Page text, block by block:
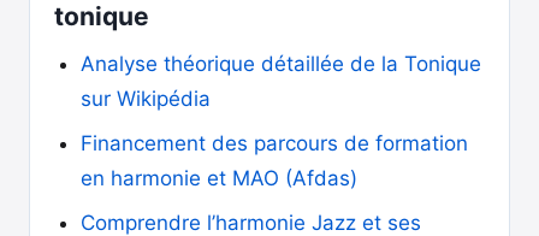
tonique
Analyse théorique détaillée de la Tonique
sur Wikipédia
Financement des parcours de formation
en harmonie et MAO (Afdas)
Comprendre l’harmonie Jazz et ses